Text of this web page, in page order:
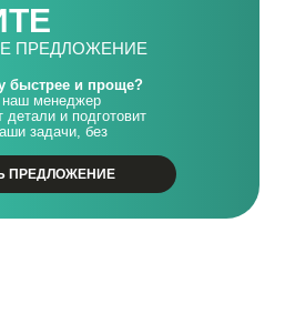
ПРЕДЛОЖЕНИЕ
быстрее и проще?
наш менеджер
детали и подготовит
задачи, без
ПРЕДЛОЖЕНИЕ